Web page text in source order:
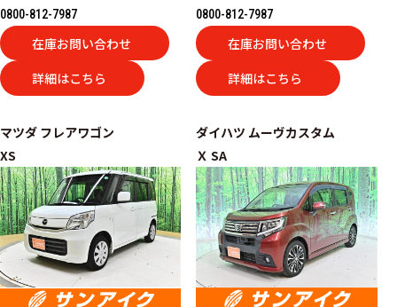
0800-812-7987
在庫お問い合わせ
詳細はこちら
0800-812-7987
在庫お問い合わせ
詳細はこちら
マツダ フレアワゴン
XS
ダイハツ ムーヴカスタム
Ｘ SA